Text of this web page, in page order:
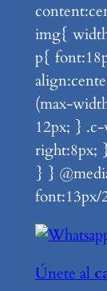
img{
p{
(max-
12px; }
right:8px;
} }
font:13px/
Únete al